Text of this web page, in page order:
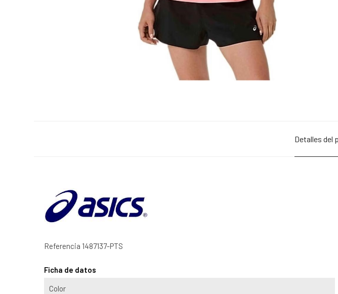
Detalles del
Referencia 1487137-PTS
Ficha de datos
Color